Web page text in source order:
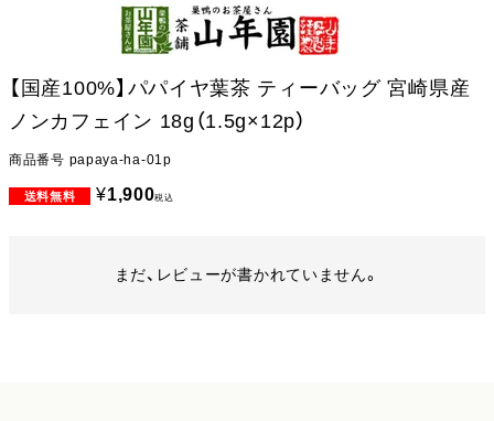
【国産100%】パパイヤ葉茶 ティーバッグ 宮崎県産
ノンカフェイン 18g（1.5g×12p）
商品番号 papaya-ha-01p
¥1,900税込
まだ、レビューが書かれていません。